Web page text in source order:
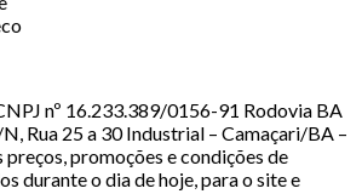
nº 16.233.389/0156-91 Rodovia BA
Rua 25 a 30 Industrial – Camaçari/BA –
promoções e condições de
durante o dia de hoje, para o site e